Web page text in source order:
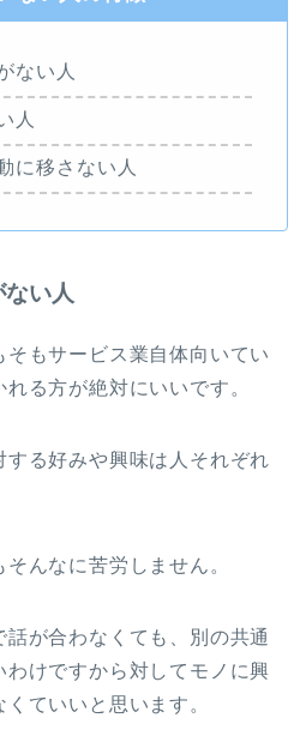
ない人
人
に移さない人
い人
そもサービス業自体向いてい
る方が絶対にいいです。
る好みや興味は人それぞれ
んなに苦労しません。
が合わなくても、別の共通
わけですから対してモノに興
ていいと思います。